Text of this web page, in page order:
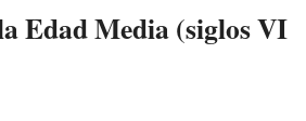
Edad Media (siglos VI